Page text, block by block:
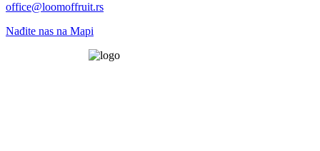
office@loomoffruit.rs
Nađite nas na Mapi